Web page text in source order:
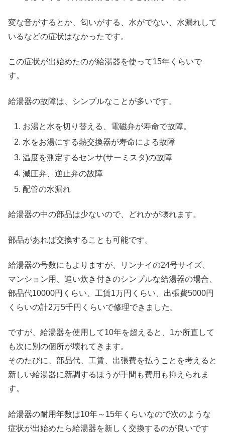
変な音がするとか、匂いがする、水がでない、水漏れして
いるなどの症状はなかったです。
この症状が出始めたのが給湯器を使って15年くらいで
す。
給湯器の故障は、シンプルなことが多いです。
お湯と水を切り替える、電磁弁が寿命で故障。
水をお湯にする熱交換器が寿命による故障
温度を測定するセンサ(サーミスタ)の故障
減圧弁、逆止弁の故障
配管の水漏れ
給湯器の中の部品は少ないので、どれかが壊れます。
部品があれば交換することも可能です。
給湯器の号数にもよりますが、リンナイの24号サイズ、
マンション用、追い炊き付きのシンプルな給湯器の場合、
部品代10000円くらい、工賃1万円くらい、出張費5000円
くらいの計2万5千円くらいで修理できました。
ですが、給湯器を使用して10年を超えると、1か所直して
も次に別の個所が壊れてきます。
そのたびに、部品代、工賃、出張費を払うことを考えると
新しい給湯器に新調するほうが手間も費用も抑えられま
す。
給湯器の耐用年数は10年～15年くらいなので次のような
症状が出始めたら給湯器を新しく交換するのが良いです